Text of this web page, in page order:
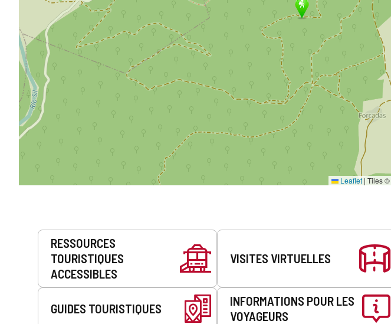
Leaflet | Tiles ©
Prestations
RESSOURCES
TOURISTIQUES
ACCESSIBLES
VISITES VIRTUELLES
GUIDES TOURISTIQUES
INFORMATIONS POUR LES
VOYAGEURS